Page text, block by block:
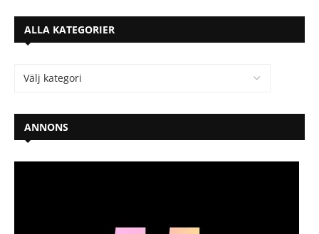
ALLA KATEGORIER
ANNONS